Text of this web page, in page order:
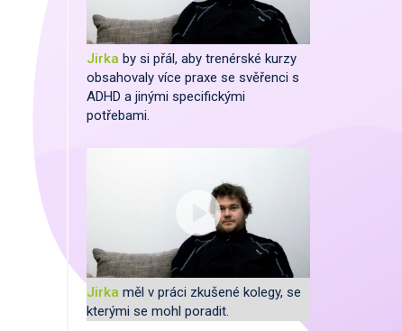
Jirka by si přál, aby trenérské kurzy
obsahovaly více praxe se svěřenci s
ADHD a jinými specifickými
potřebami.
Jirka měl v práci zkušené kolegy, se
kterými se mohl poradit.